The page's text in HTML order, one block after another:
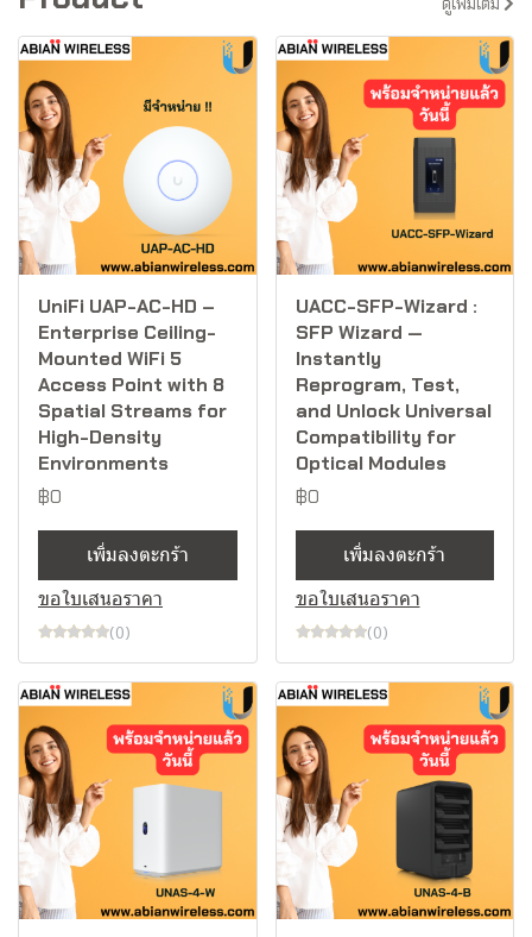
UniFi UAP-AC-HD –
Enterprise Ceiling-
Mounted WiFi 5
Access Point with 8
Spatial Streams for
High-Density
Environments
฿0
เพิ่มลงตะกร้า
ขอใบเสนอราคา
(0)
UACC-SFP-Wizard :
SFP Wizard —
Instantly
Reprogram, Test,
and Unlock Universal
Compatibility for
Optical Modules
฿0
เพิ่มลงตะกร้า
ขอใบเสนอราคา
(0)